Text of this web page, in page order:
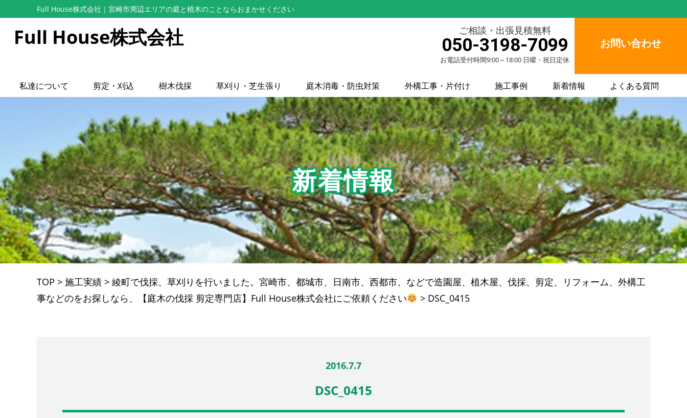
Full House株式会社 ｜宮崎市周辺エリアの庭と植木のことならおまかせください
Full House株式会社 ご相談・出張見積無料
050-3198-7099
お電話受付時間9:00～18:00 日曜・祝日定休
お問い合わせ
私達について 剪定・刈込 樹木伐採 草刈り・芝生張り 庭木消毒・防虫対策 外構工事・片付け 施工事例 新着情報 よくある質問
新着情報
TOP > 施工実績 > 綾町で伐採、草刈りを行いました。宮崎市、都城市、日南市、西都市、などで造園屋、植木屋、伐採、剪定、リフォーム、外構工
事などのをお探しなら、【庭木の伐採 剪定専門店】Full House株式会社にご依頼ください
> DSC_0415
2016.7.7
DSC_0415